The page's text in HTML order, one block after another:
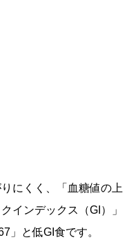
にくく、「血糖値の上
インデックス（GI）」
」と低GI食です。